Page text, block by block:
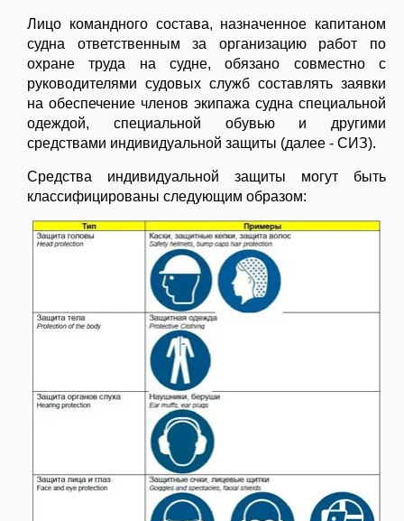
Лицо командного состава, назначенное капитаном
судна ответственным за организацию работ по
охране труда на судне, обязано совместно с
руководителями судовых служб составлять заявки
на обеспечение членов экипажа судна специальной
одеждой, специальной обувью и другими
средствами индивидуальной защиты (далее - СИЗ).
Средства индивидуальной защиты могут быть
классифицированы следующим образом: